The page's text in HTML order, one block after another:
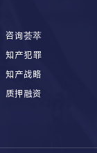
咨询荟萃
知产犯罪
知产战略
质押融资